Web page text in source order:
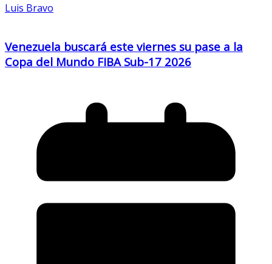
Luis Bravo
Venezuela buscará este viernes su pase a la
Copa del Mundo FIBA Sub-17 2026